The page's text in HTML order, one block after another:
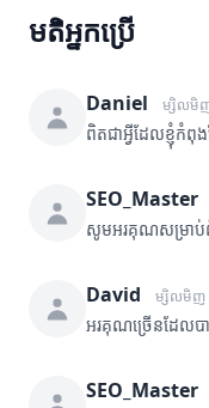
មតិអ្នកប្រើ
Daniel ម្សិលមិ
ពិតជាអ្វីដែលខ្ញុំកំពុ
SEO_Master
សូមអរគុណសម្រាប់
David ម្សិលមិញ
អរគុណច្រើនដែលប
SEO_Master